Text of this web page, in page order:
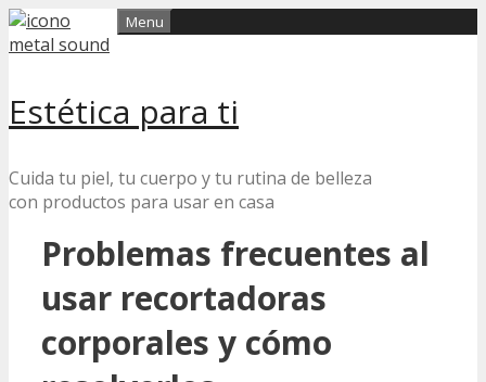
Skip
to
Estética para ti
Cuida tu piel, tu cuerpo y tu rutina de belleza
con productos para usar en casa
Menu
Problemas frecuentes al
usar recortadoras
corporales y cómo